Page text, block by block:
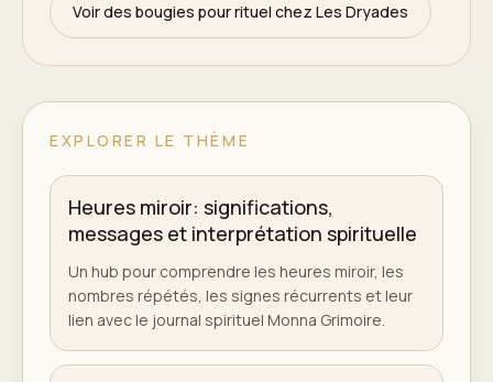
Voir des bougies pour rituel chez Les Dryades
EXPLORER LE THÈME
Heures miroir: significations,
messages et interprétation spirituelle
Un hub pour comprendre les heures miroir, les
nombres répétés, les signes récurrents et leur
lien avec le journal spirituel Monna Grimoire.